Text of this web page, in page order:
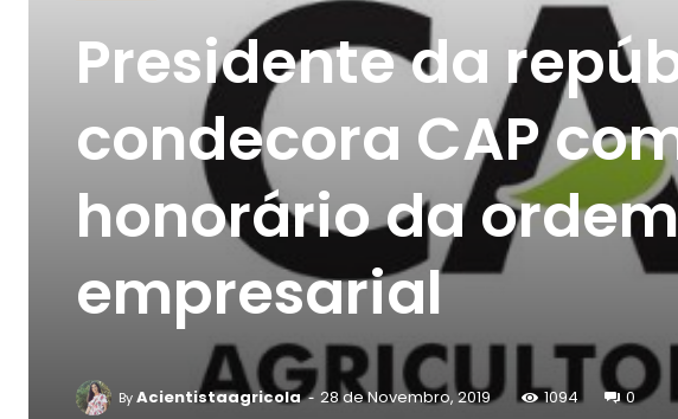
Presidente da
condecora CAP
honorário da
empresarial
ByAcientistaagricola - 28 de Novembro, 2019 1094 0